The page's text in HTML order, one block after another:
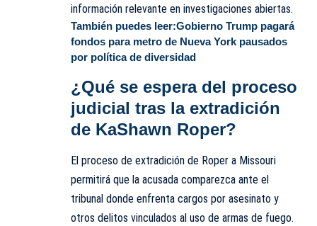
información relevante en investigaciones abiertas.
También puedes leer:Gobierno Trump pagará
fondos para metro de Nueva York pausados
por política de diversidad
¿Qué se espera del proceso
judicial tras la extradición
de KaShawn Roper?
El proceso de extradición de Roper a Missouri
permitirá que la acusada comparezca ante el
tribunal donde enfrenta cargos por asesinato y
otros delitos vinculados al uso de armas de fuego.